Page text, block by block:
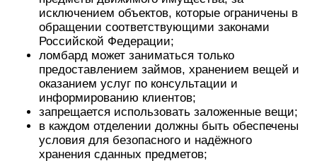
исключением объектов, которые ограничены в
обращении соответствующими законами
Российской Федерации;
ломбард может заниматься только
предоставлением займов, хранением вещей и
оказанием услуг по консультации и
информированию клиентов;
запрещается использовать заложенные вещи;
в каждом отделении должны быть обеспечены
условия для безопасного и надёжного
хранения сданных предметов;